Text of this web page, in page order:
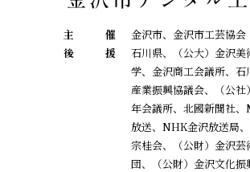
主 催
金沢市、金沢市工芸協会
後
援
石川県、（公大）金沢美
学、金沢商工会議所、石
産業振興協議会、
（公
年会議所、北國新聞社
放送、NHK金沢放送局、
宗桂会、
（公財）金沢
団、（公財）金沢文化振